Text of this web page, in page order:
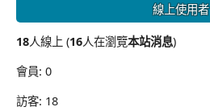
線上使用者
18人線上 (16人在瀏覽本站消息)
會員: 0
訪客: 18